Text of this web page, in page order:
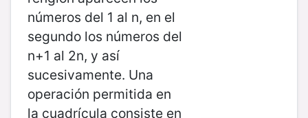
números del 1 al n, en el
segundo los números del
n+1 al 2n, y así
sucesivamente. Una
operación permitida en
la cuadrícula consiste en